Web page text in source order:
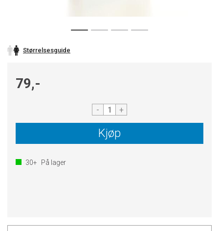
Størrelsesguide
79,-
- +
Kjøp
30+ På lager